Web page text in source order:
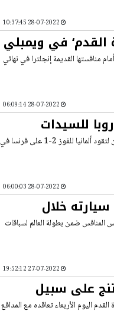
القدم‘ في ويمبلي
منافستها القديمة إنجلترا في نهائي
للسيدات
ميلتون كينيز (إنجلترا) (تقرير رويترز) - سجلت المهاجمة الكسندرا بوب هدفين لتقود ألمانيا للفوز 2-1 على فرنسا في
خلال
ضمن بطولة العالم لسباقات
على سبيل
اليوم الأربعاء تعاقده مع المدافع